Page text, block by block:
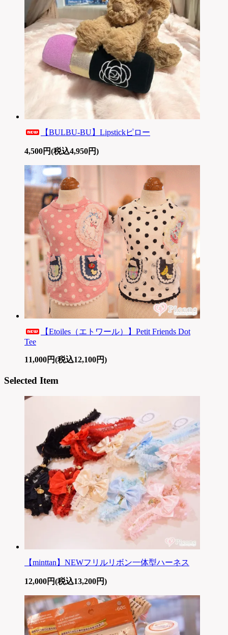
【BULBU-BU】Lipstickピロー
4,500円(税込4,950円)
【Etoiles（エトワール）】Petit Friends Dot
Tee
11,000円(税込12,100円)
Selected Item
【minttan】NEWフリルリボン一体型ハーネス
12,000円(税込13,200円)